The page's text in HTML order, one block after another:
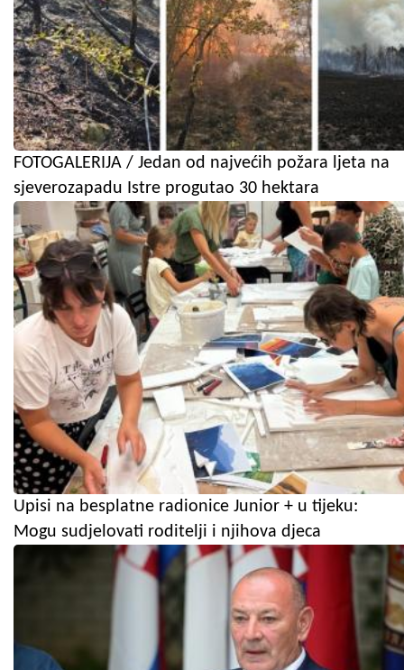
FOTOGALERIJA / Jedan od najvećih požara ljeta na
sjeverozapadu Istre progutao 30 hektara
Upisi na besplatne radionice Junior + u tijeku:
Mogu sudjelovati roditelji i njihova djeca